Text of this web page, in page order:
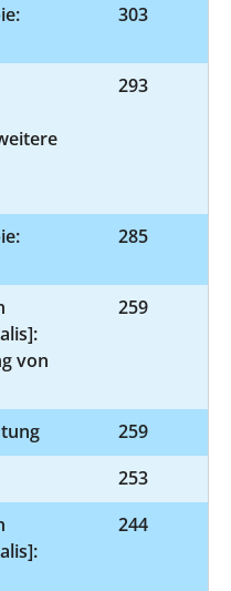
303
293
285
von
259
259
253
244